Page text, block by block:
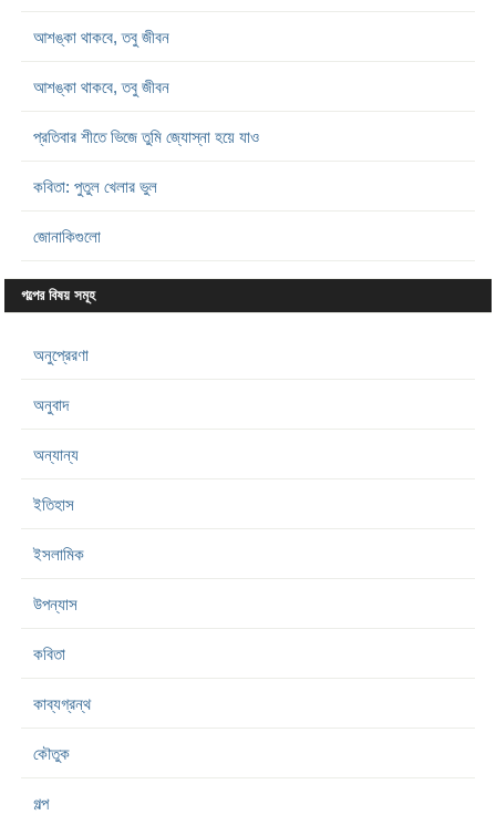
আশঙ্কা থাকবে, তবু জীবন
আশঙ্কা থাকবে, তবু জীবন
প্রতিবার শীতে ভিজে তুমি জ্যোস্না হয়ে যাও
কবিতা: পুতুল খেলার ভুল
জোনাকিগুলো
গল্পের বিষয় সমূহ
অনুপ্রেরণা
অনুবাদ
অন্যান্য
ইতিহাস
ইসলামিক
উপন্যাস
কবিতা
কাব্যগ্রন্থ
কৌতুক
গল্প